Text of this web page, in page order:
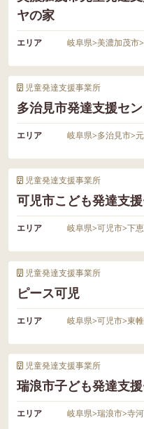
ヤの家
エリア 岐阜県>美濃加茂市>
児童発達支援事業所
多治見市発達支援セ
エリア 岐阜県>多治見市>
児童発達支援事業所
可児市こども発達支
エリア 岐阜県>可児市>下
児童発達支援事業所
ピース可児
エリア 岐阜県>可児市>東
児童発達支援事業所
瑞浪市子ども発達支
エリア 岐阜県>瑞浪市>寺